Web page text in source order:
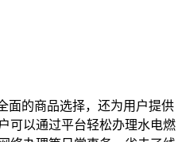
面的商品选择，还为用户提供
可以通过平台轻松办理水电燃